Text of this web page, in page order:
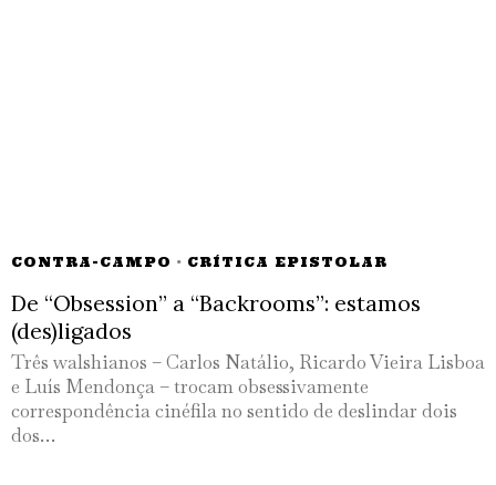
CONTRA-CAMPO · CRÍTICA EPISTOLAR
De “Obsession” a “Backrooms”: estamos
(des)ligados
Três walshianos – Carlos Natálio, Ricardo Vieira Lisboa
e Luís Mendonça – trocam obsessivamente
correspondência cinéfila no sentido de deslindar dois
dos…